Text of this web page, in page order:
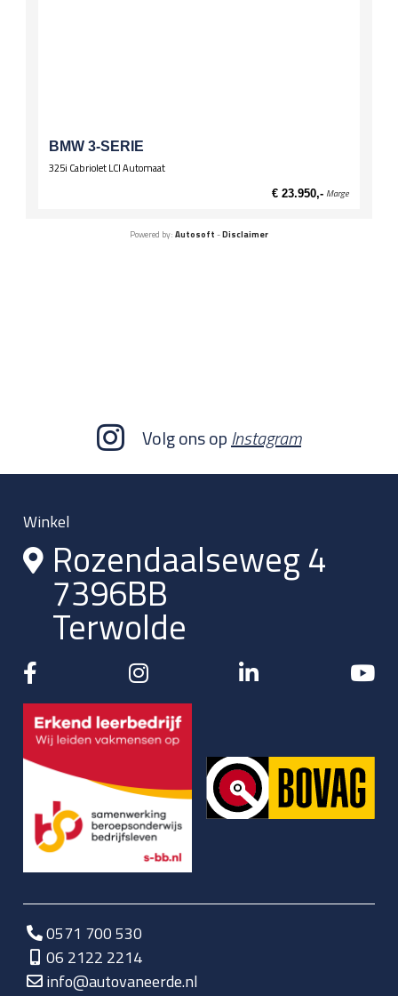
BMW 3-SERIE
325i Cabriolet LCI Automaat
€ 23.950,- Marge
Powered by: Autosoft -Disclaimer
Volg ons opInstagram
Winkel
Rozendaalseweg 4
7396BB
Terwolde
0571 700 530
06 2122 2214
info@autovaneerde.nl